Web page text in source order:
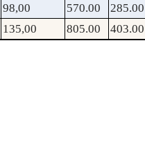
98,00 570.00 285.00
135,00 805.00 403.00